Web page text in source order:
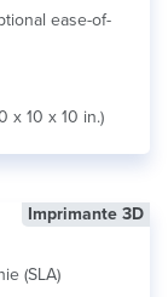
ease-of-
x 10 x 10 in.)
Imprimante 3D
(SLA)